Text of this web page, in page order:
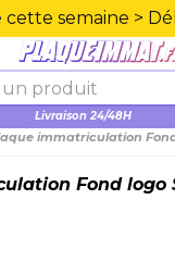
Plexiglas en PMMA supérieure
immatriculation Fond logo Saint
Fond logo